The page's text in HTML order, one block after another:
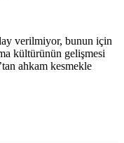
verilmiyor, bunun için
kültürünün gelişmesi
ahkam kesmekle